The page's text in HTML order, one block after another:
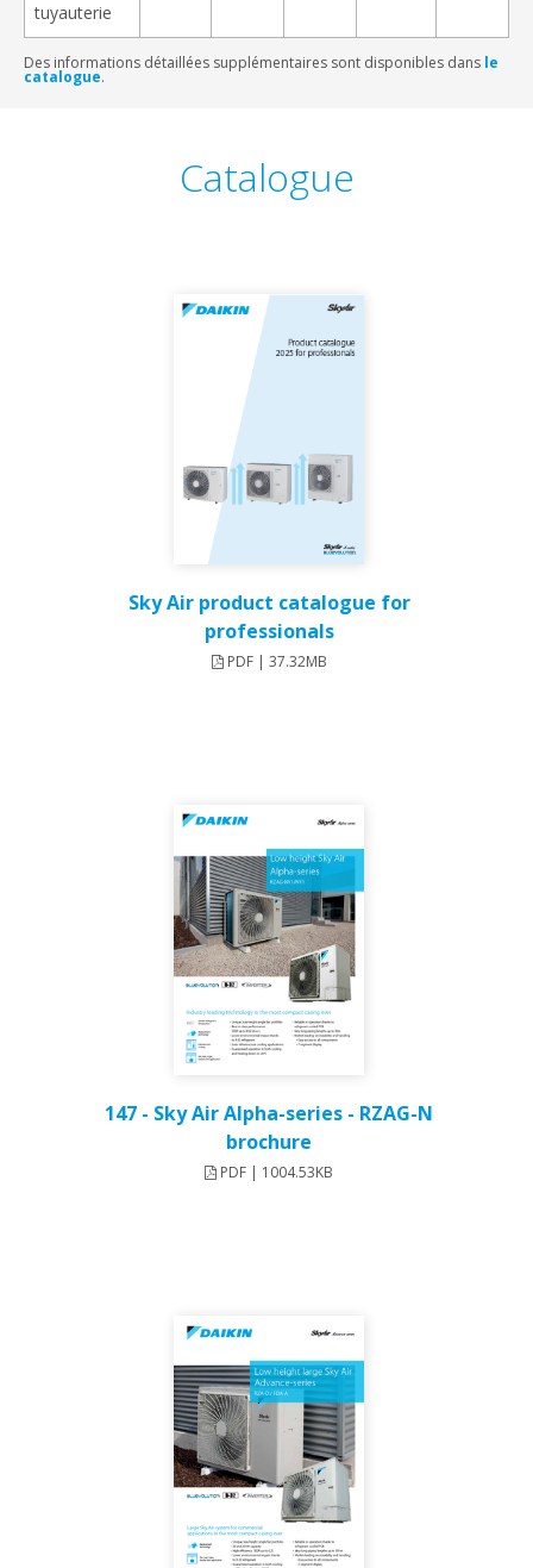
tuyauterie
Des informations détaillées supplémentaires sont disponibles dans le
catalogue.
Catalogue
Sky Air product catalogue for
professionals
PDF | 37.32MB
147 - Sky Air Alpha-series - RZAG-N
brochure
PDF | 1004.53KB